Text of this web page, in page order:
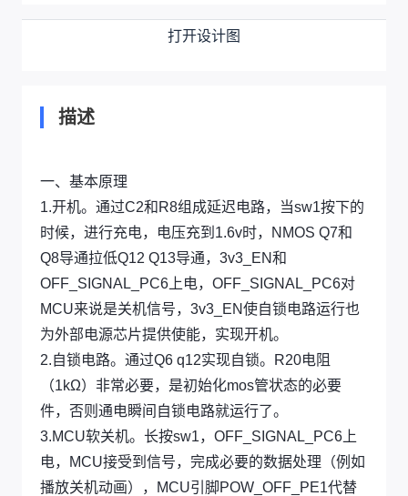
打开设计图
描述
一、基本原理
1.开机。通过C2和R8组成延迟电路，当sw1按下的
时候，进行充电，电压充到1.6v时，NMOS Q7和
Q8导通拉低Q12 Q13导通，3v3_EN和
OFF_SIGNAL_PC6上电，OFF_SIGNAL_PC6对
MCU来说是关机信号，3v3_EN使自锁电路运行也
为外部电源芯片提供使能，实现开机。
2.自锁电路。通过Q6 q12实现自锁。R20电阻
（1kΩ）非常必要，是初始化mos管状态的必要
件，否则通电瞬间自锁电路就运行了。
3.MCU软关机。长按sw1，OFF_SIGNAL_PC6上
电，MCU接受到信号，完成必要的数据处理（例如
播放关机动画），MCU引脚POW_OFF_PE1代替